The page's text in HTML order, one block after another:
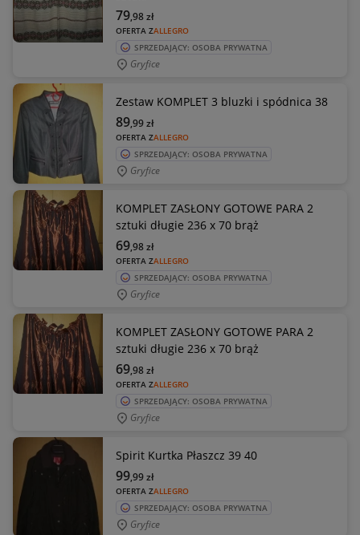
OFERTA ZALLEGRO
79,98zł
SPRZEDAJĄCY: OSOBA PRYWATNA
Gryfice
Zestaw KOMPLET 3 bluzki i spódnica 38
OFERTA ZALLEGRO
89,99zł
SPRZEDAJĄCY: OSOBA PRYWATNA
Gryfice
KOMPLET ZASŁONY GOTOWE PARA 2
sztuki długie 236 x 70 brąż
OFERTA ZALLEGRO
69,98zł
SPRZEDAJĄCY: OSOBA PRYWATNA
Gryfice
KOMPLET ZASŁONY GOTOWE PARA 2
sztuki długie 236 x 70 brąż
OFERTA ZALLEGRO
69,98zł
SPRZEDAJĄCY: OSOBA PRYWATNA
Gryfice
Spirit Kurtka Płaszcz 39 40
OFERTA ZALLEGRO
99,99zł
SPRZEDAJĄCY: OSOBA PRYWATNA
Gryfice